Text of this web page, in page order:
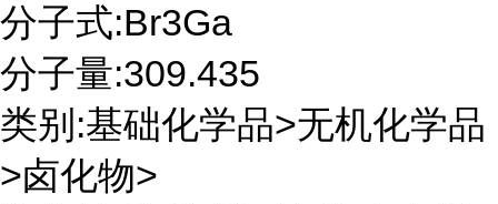
分子式:Br3Ga
分子量:309.435
类别:基础化学品>无机化学品
>卤化物>